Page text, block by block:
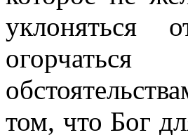
уклоняться
том, что Бог